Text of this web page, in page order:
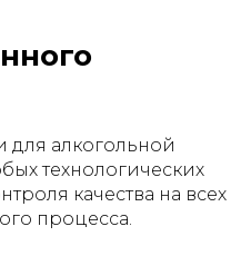
для алкогольной
технологических
качества на всех
процесса.